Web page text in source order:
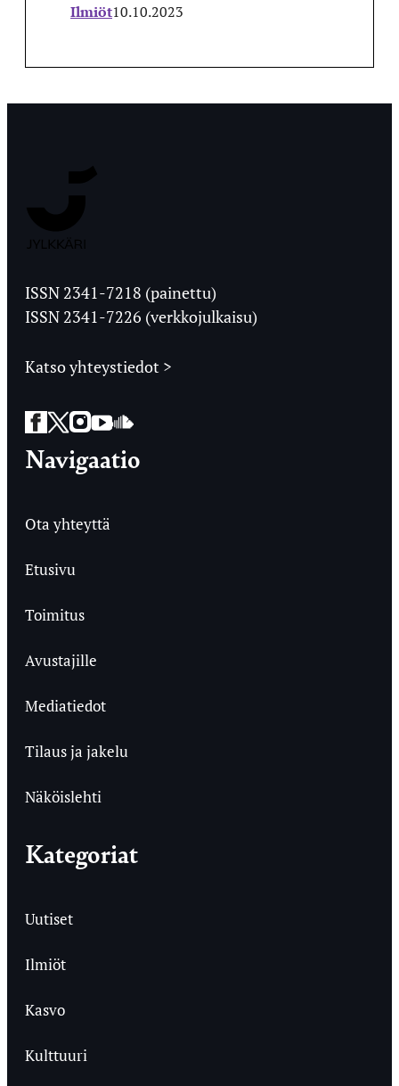
Ilmiöt10.10.2023
Ylioppilaslehti
ISSN 2341-7218 (painettu)
ISSN 2341-7226 (verkkojulkaisu)
Katso yhteystiedot >
Facebook
Twitter
Instagram
YouTube
SoundCloud
Navigaatio
Ota yhteyttä
Etusivu
Toimitus
Avustajille
Mediatiedot
Tilaus ja jakelu
Näköislehti
Kategoriat
Uutiset
Ilmiöt
Kasvo
Kulttuuri